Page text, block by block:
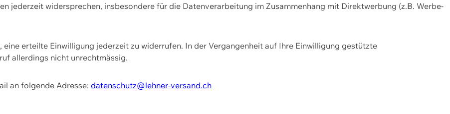
jederzeit widersprechen, insbesondere für die Datenverarbeitung im Zusammenhang mit Direktwerbung (z.B. Werbe-
erteilte Einwilligung jederzeit zu widerrufen. In der Vergangenheit auf Ihre Einwilligung gestützte
allerdings nicht unrechtmässig.
an folgende Adresse: datenschutz@lehner-versand.ch